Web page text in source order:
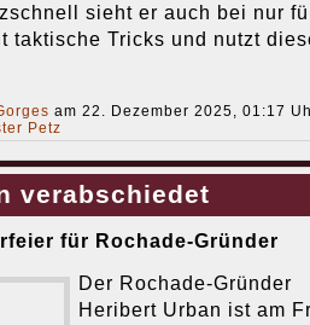
sieht er auch bei nur
taktische Tricks und nutzt
am 22. Dezember 2025, 01:17
Petz
verabschiedet
für Rochade-Gründer
Der Rochade-Gründer
Heribert Urban ist am